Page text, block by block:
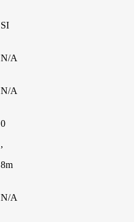
SI
N/A
N/A
0
,
8m
N/A